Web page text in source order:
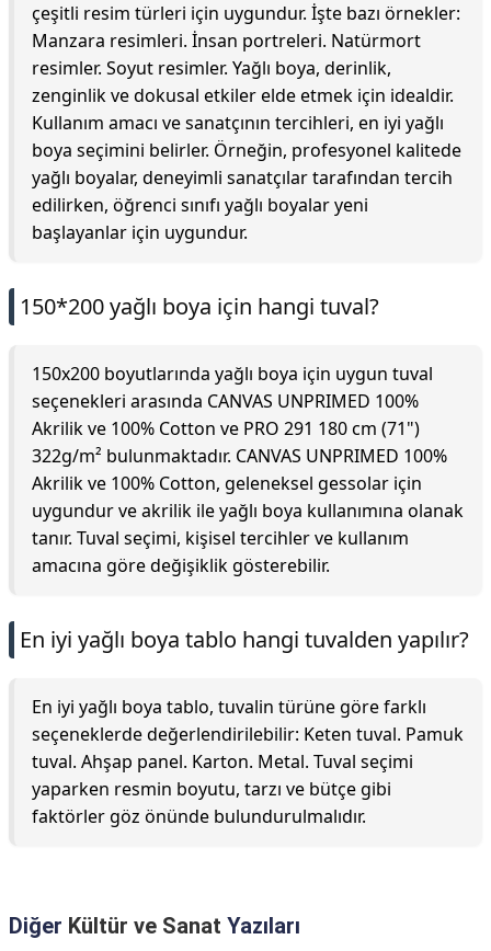
çeşitli resim türleri için uygundur. İşte bazı örnekler:
Manzara resimleri. İnsan portreleri. Natürmort
resimler. Soyut resimler. Yağlı boya, derinlik,
zenginlik ve dokusal etkiler elde etmek için idealdir.
Kullanım amacı ve sanatçının tercihleri, en iyi yağlı
boya seçimini belirler. Örneğin, profesyonel kalitede
yağlı boyalar, deneyimli sanatçılar tarafından tercih
edilirken, öğrenci sınıfı yağlı boyalar yeni
başlayanlar için uygundur.
150*200 yağlı boya için hangi tuval?
150x200 boyutlarında yağlı boya için uygun tuval
seçenekleri arasında CANVAS UNPRIMED 100%
Akrilik ve 100% Cotton ve PRO 291 180 cm (71")
322g/m² bulunmaktadır. CANVAS UNPRIMED 100%
Akrilik ve 100% Cotton, geleneksel gessolar için
uygundur ve akrilik ile yağlı boya kullanımına olanak
tanır. Tuval seçimi, kişisel tercihler ve kullanım
amacına göre değişiklik gösterebilir.
En iyi yağlı boya tablo hangi tuvalden yapılır?
En iyi yağlı boya tablo, tuvalin türüne göre farklı
seçeneklerde değerlendirilebilir: Keten tuval. Pamuk
tuval. Ahşap panel. Karton. Metal. Tuval seçimi
yaparken resmin boyutu, tarzı ve bütçe gibi
faktörler göz önünde bulundurulmalıdır.
Diğer Kültür ve Sanat Yazıları